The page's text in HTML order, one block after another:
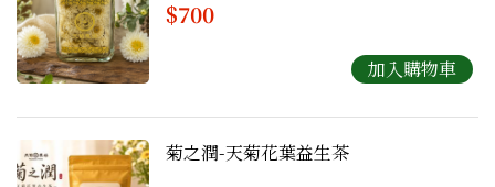
$700
菊之潤-天菊花葉益生茶